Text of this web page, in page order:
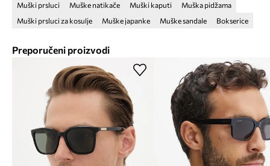
Muški prsluci Muške natikače Muški kaputi
Muška pidžama
Muški prsluci za kosulje
Muške japanke Muške sandale Bokserice
Preporučeni proizvodi